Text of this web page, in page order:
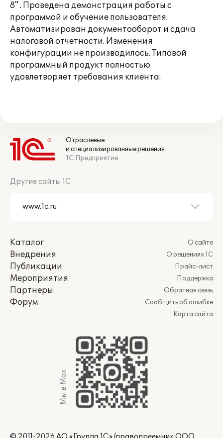
8" . Проведена демонстрация работы с
программой и обучение пользователя.
Автоматизирован документооборот и сдача
налоговой отчетности. Изменения
конфигурации не производилось. Типовой
программный продукт полностью
удовлетворяет требования клиента.
Отраслевые
и специализированные решения
1С:Предприятие
Другие сайты 1С
Каталог
Внедрения
Публикации
Мероприятия
Партнеры
Форум
О сайте
О решениях 1С
Прайс-лист
Поддержка
Обратная связь
Сообщить об ошибке
Карта сайта
Мы в Max